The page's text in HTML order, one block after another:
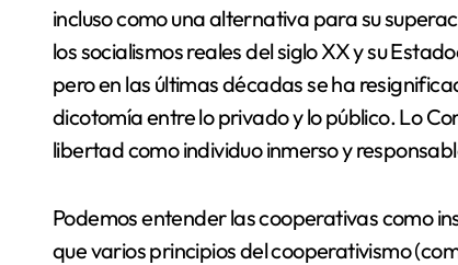
incluso como una alternativa para su
los socialismos reales del siglo XX y su
pero en las últimas décadas se ha
dicotomía entre lo privado y lo público. Lo
libertad como individuo inmerso y
Podemos entender las cooperativas como
que varios principios del cooperativismo